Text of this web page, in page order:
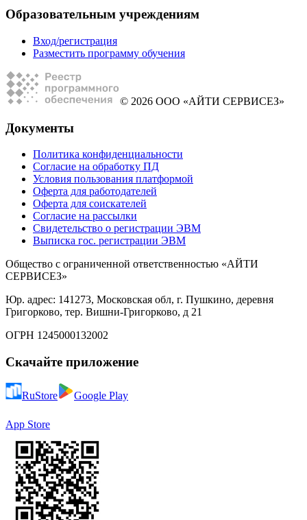
Образовательным учреждениям
Вход/регистрация
Разместить программу обучения
© 2026 ООО «АЙТИ СЕРВИСЕЗ»
Документы
Политика конфиденциальности
Согласие на обработку ПД
Условия пользования платформой
Оферта для работодателей
Оферта для соискателей
Согласие на рассылки
Свидетельство о регистрации ЭВМ
Выписка гос. регистрации ЭВМ
Общество с ограниченной ответственностью «АЙТИ
СЕРВИСЕЗ»
Юр. адрес: 141273, Московская обл, г. Пушкино, деревня
Григорково, тер. Вишни-Григорково, д 21
ОГРН 1245000132002
Скачайте приложение
RuStore Google Play
App Store